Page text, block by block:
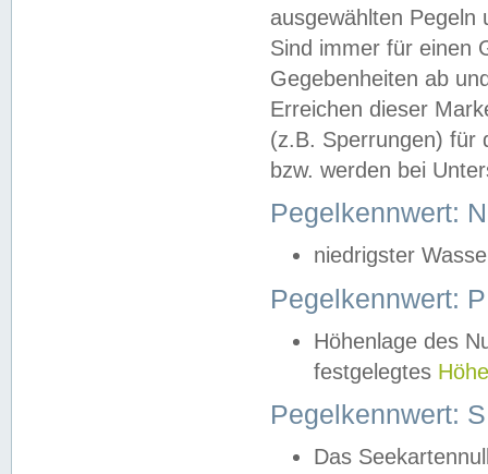
ausgewählten
Sind immer für einen
Gegebenheiten ab
Erreichen dieser
(z.B. Sperrungen) für
bzw. werden bei
Pegelkennwert:
niedrigster
Pegelkennwert:
Höhenlage des
festgelegtes
Pegelkennwert:
Das